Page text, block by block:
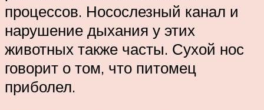
процессов. Носослезный канал и
нарушение дыхания у этих
животных также часты. Сухой нос
говорит о том, что питомец
приболел.